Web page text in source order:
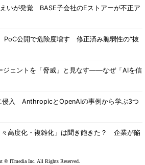
いが発覚 BASE子会社のEストアーが不正ア
PoC公開で危険度増す 修正済み脆弱性の“抜
ジェントを「脅威」と見なす――なぜ「AIを信
侵入 AnthropicとOpenAIの事例から学ぶ3つ
々高度化・複雑化」は聞き飽きた？ 企業が陥
© ITmedia Inc. All Rights Reserved.